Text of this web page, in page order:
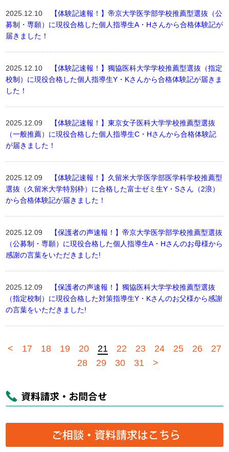
2025.12.10
【体験記速報！】帝京大学医学部学校推薦型選抜（公
募制・専願）に現役合格した個人指導生A・Hさんから合格体験記が
届きました！
2025.12.10
【体験記速報！】獨協医科大学学校推薦型選抜（指定
校制）に現役合格した個人指導生Y・Kさんから合格体験記が届きま
した！
2025.12.09
【体験記速報！】東京女子医科大学学校推薦型選抜
（一般推薦）に現役合格した個人指導生C・Hさんから合格体験記
が届きました！
2025.12.09
【体験記速報！】久留米大学医学部医学科学校推薦型
選抜（久留米大学特別枠）に合格した富士ゼミ生Y・Sさん（2浪）
から合格体験記が届きました！
2025.12.09
【保護者の声速報！】帝京大学医学部学校推薦型選抜
（公募制・専願）に現役合格した個人指導生A・Hさんのお母様から
感謝の言葉をいただきました!
2025.12.09
【保護者の声速報！】獨協医科大学学校推薦型選抜
（指定校制）に現役合格した対策指導生Y・Kさんのお父様から感謝
の言葉をいただきました!
< 17 18 19 20 21 22 23 24 25 26
27
28
29 30 31 >